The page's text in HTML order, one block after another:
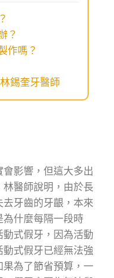
？
作嗎？
錫奎牙醫師
會影響，但這大多出
醫師說明，由於長
牙齒的牙齦，本來
什麼每隔一段時
式假牙，因為活動
式假牙已經無法強
為了節省預算，一